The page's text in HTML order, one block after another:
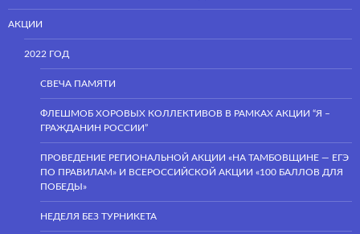
АКЦИИ
2022 ГОД
СВЕЧА ПАМЯТИ
ФЛЕШМОБ ХОРОВЫХ КОЛЛЕКТИВОВ В РАМКАХ АКЦИИ “Я –
ГРАЖДАНИН РОССИИ”
ПРОВЕДЕНИЕ РЕГИОНАЛЬНОЙ АКЦИИ «НА ТАМБОВЩИНЕ — ЕГЭ
ПО ПРАВИЛАМ» И ВСЕРОССИЙСКОЙ АКЦИИ «100 БАЛЛОВ ДЛЯ
ПОБЕДЫ»
НЕДЕЛЯ БЕЗ ТУРНИКЕТА